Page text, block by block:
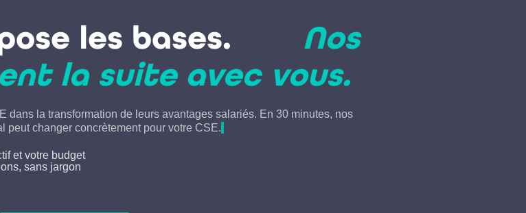
pose les bases. Nos
la suite avec vous.
dans la transformation de leurs avantages salariés. En 30 minutes, nos
peut changer concrètement pour votre CSE.
et votre budget
sans jargon